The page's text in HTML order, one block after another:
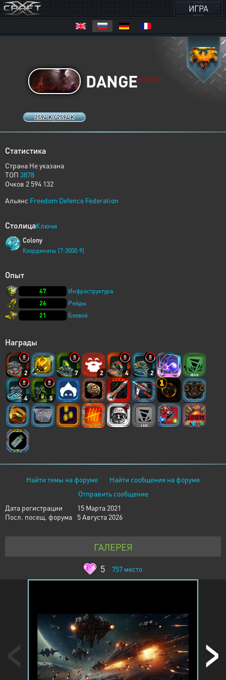
ИГРА
2594 K / 2594 K
DANGEHUMANS
Статистика
Страна Не указана
ТОП 3878
Очков 2 594 132
Альянс Freedom Defence Federation
СтолицаКлючи
Colony
Координаты [7:3000:9]
Опыт
47
Инфраструктура
26
Рейды
21
Боевой
Награды
2 7 2 4 2
4 5
Найти темы на форуме
Найти сообщения на форуме
Отправить сообщение
Дата регистрации
15 Марта 2021
Посл. посещ. форума
5 Августа 2026
ГАЛЕРЕЯ
5
757 место